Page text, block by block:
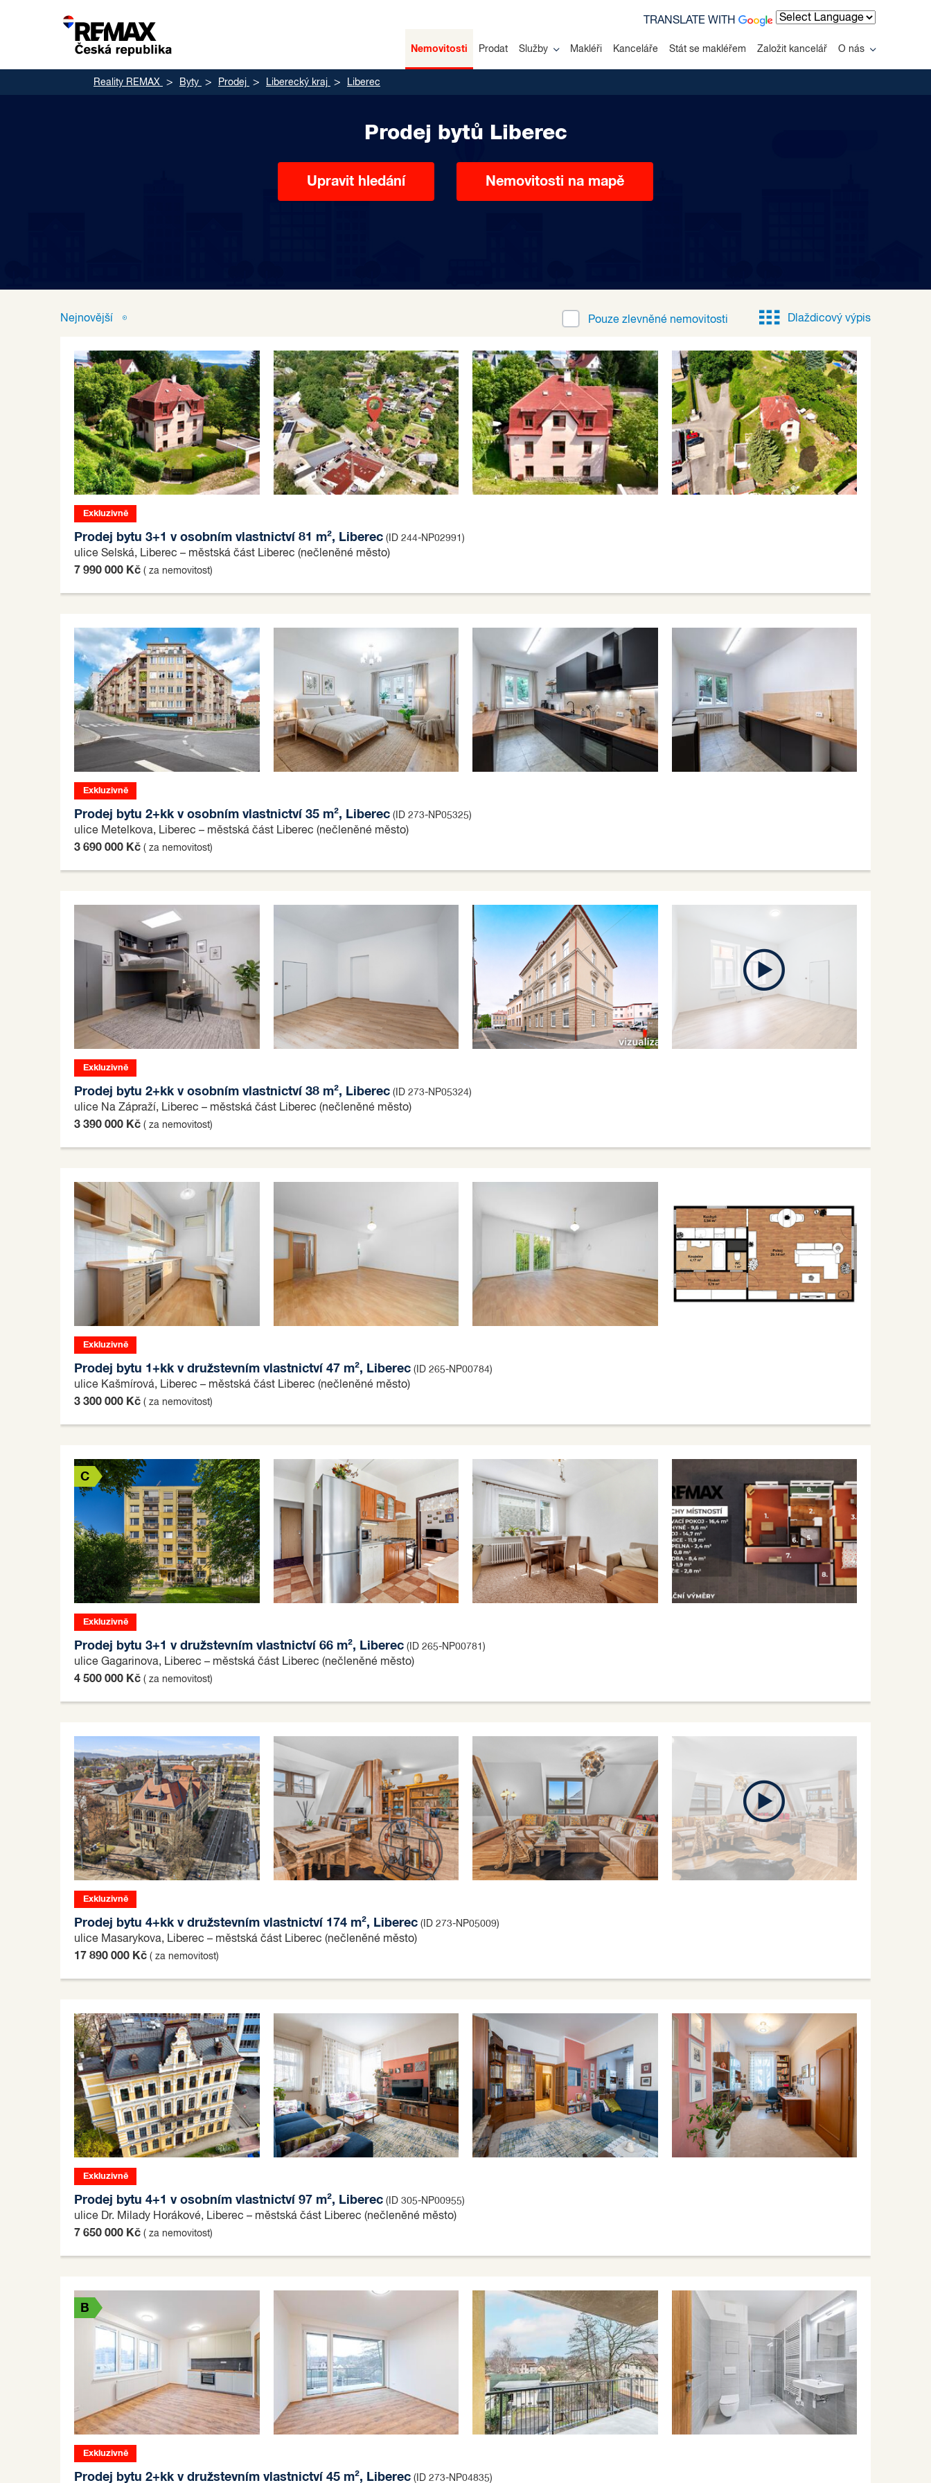
Nemovitosti Prodat Služby Makléři Kanceláře Stát se makléřem Založit kancelář O nás
TRANSLATE WITH
Reality REMAX Byty Prodej Liberecký kraj Liberec
Prodej bytů Liberec
Upravit hledání Nemovitosti na mapě
Nejnovější Pouze zlevněné nemovitosti Dlaždicový výpis
Exkluzivně
Prodej bytu 3+1 v osobním vlastnictví 81 m², Liberec (ID 244-NP02991)
ulice Selská, Liberec – městská část Liberec (nečleněné město)
7 990 000 Kč ( za nemovitost)
Exkluzivně
Prodej bytu 2+kk v osobním vlastnictví 35 m², Liberec (ID 273-NP05325)
ulice Metelkova, Liberec – městská část Liberec (nečleněné město)
3 690 000 Kč ( za nemovitost)
Exkluzivně
Prodej bytu 2+kk v osobním vlastnictví 38 m², Liberec (ID 273-NP05324)
ulice Na Zápraží, Liberec – městská část Liberec (nečleněné město)
3 390 000 Kč ( za nemovitost)
Exkluzivně
Prodej bytu 1+kk v družstevním vlastnictví 47 m², Liberec (ID 265-NP00784)
ulice Kašmírová, Liberec – městská část Liberec (nečleněné město)
3 300 000 Kč ( za nemovitost)
C
C
Exkluzivně
Prodej bytu 3+1 v družstevním vlastnictví 66 m², Liberec (ID 265-NP00781)
ulice Gagarinova, Liberec – městská část Liberec (nečleněné město)
4 500 000 Kč ( za nemovitost)
Exkluzivně
Prodej bytu 4+kk v družstevním vlastnictví 174 m², Liberec (ID 273-NP05009)
ulice Masarykova, Liberec – městská část Liberec (nečleněné město)
17 890 000 Kč ( za nemovitost)
Exkluzivně
Prodej bytu 4+1 v osobním vlastnictví 97 m², Liberec (ID 305-NP00955)
ulice Dr. Milady Horákové, Liberec – městská část Liberec (nečleněné město)
7 650 000 Kč ( za nemovitost)
B
B
Exkluzivně
Prodej bytu 2+kk v družstevním vlastnictví 45 m², Liberec (ID 273-NP04835)